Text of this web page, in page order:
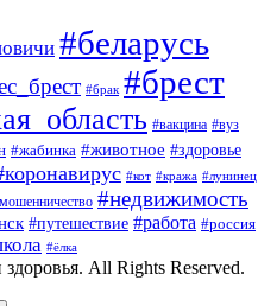
#беларусь
#брак #брест
#вакцина #вуз
#жабинка #животное #здоровье
#кот #кража #лунинец
#недвижимость
#путешествие #работа #россия
#ёлка
All Rights Reserved.